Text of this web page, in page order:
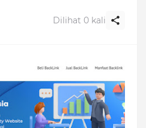
Dilihat 0 kali